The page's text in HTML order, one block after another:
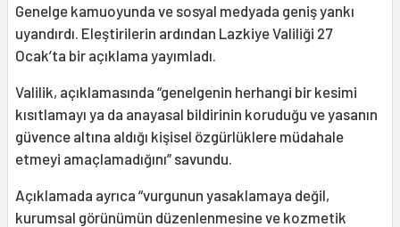
Genelge kamuoyunda ve sosyal medyada geniş yankı
uyandırdı. Eleştirilerin ardından Lazkiye Valiliği 27
Ocak’ta bir açıklama yayımladı.
Valilik, açıklamasında “genelgenin herhangi bir kesimi
kısıtlamayı ya da anayasal bildirinin koruduğu ve yasanın
güvence altına aldığı kişisel özgürlüklere müdahale
etmeyi amaçlamadığını” savundu.
Açıklamada ayrıca “vurgunun yasaklamaya değil,
kurumsal görünümün düzenlenmesine ve kozmetik